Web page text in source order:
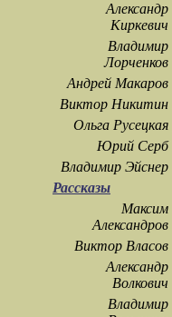
Александр
Киркевич
Владимир
Лорченков
Андрей Макаров
Виктор Никитин
Ольга Русецкая
Юрий Серб
Владимир Эйснер
Рассказы
Максим
Александров
Виктор Власов
Александр
Волкович
Владимир